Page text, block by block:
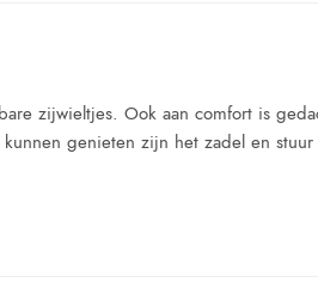
zijwieltjes. Ook aan comfort is
genieten zijn het zadel en